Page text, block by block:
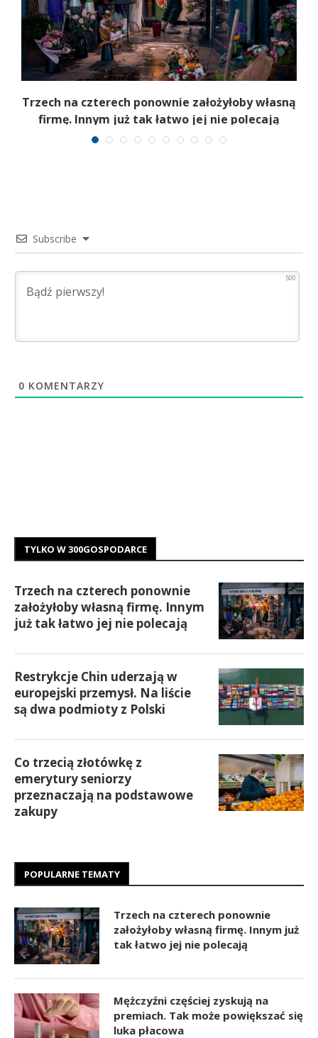
Trzech na czterech ponownie założyłoby własną
firmę. Innym już tak łatwo jej nie polecają
Subscribe
500
0 KOMENTARZY
TYLKO W 300GOSPODARCE
Trzech na czterech ponownie
założyłoby własną firmę. Innym
już tak łatwo jej nie polecają
Restrykcje Chin uderzają w
europejski przemysł. Na liście
są dwa podmioty z Polski
Co trzecią złotówkę z
emerytury seniorzy
przeznaczają na podstawowe
zakupy
POPULARNE TEMATY
Trzech na czterech ponownie
założyłoby własną firmę. Innym już
tak łatwo jej nie polecają
Mężczyźni częściej zyskują na
premiach. Tak może powiększać się
luka płacowa